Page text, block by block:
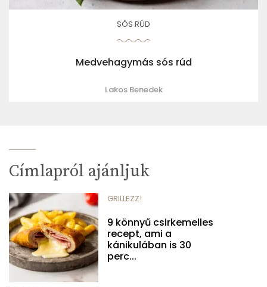
SÓS RÚD
Medvehagymás sós rúd
Lakos Benedek
Címlapról ajánljuk
GRILLEZZ!
9 könnyű csirkemelles
recept, ami a
kánikulában is 30
perc...